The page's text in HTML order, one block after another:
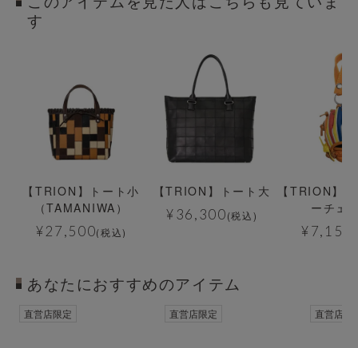
す
【TRION】トート小
（TAMANIWA）
¥27,500(税込)
【TRION】トート大
¥36,300(税込)
【TRION】
ーチェ
¥7,150
あなたにおすすめのアイテム
直営店限定 直営店限定 直営店限